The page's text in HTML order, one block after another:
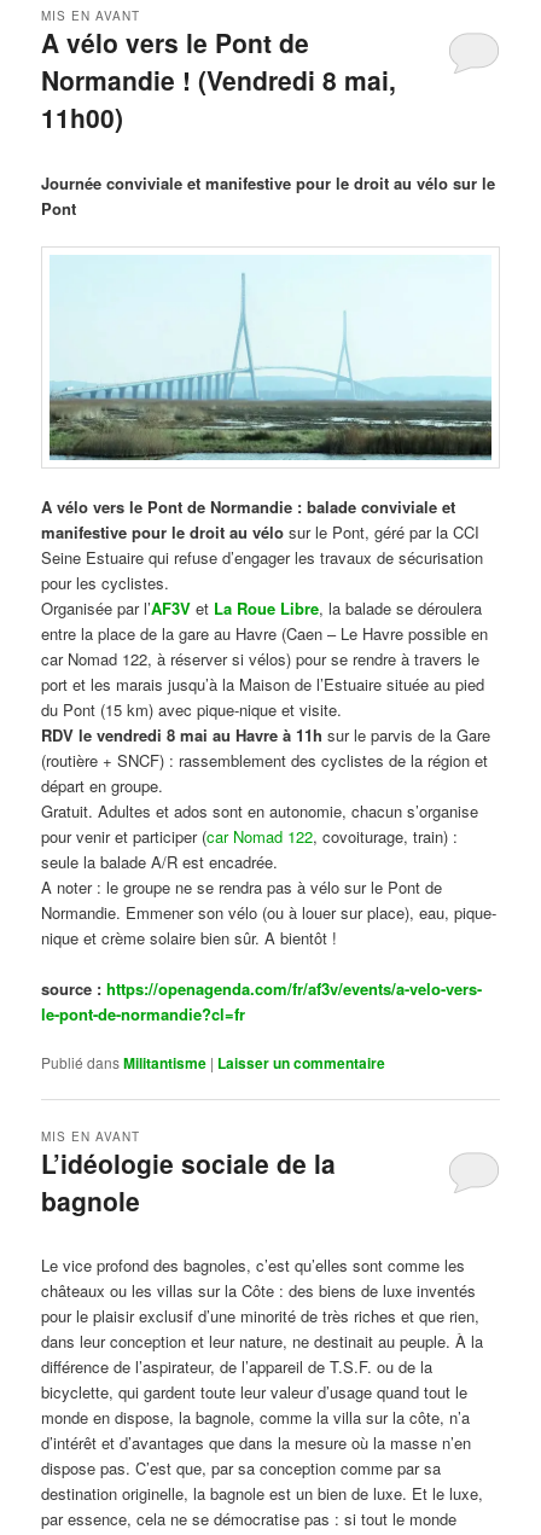
A vélo vers le Pont de
Normandie ! (Vendredi 8 mai,
11h00)
MIS EN AVANT
Journée conviviale et manifestive pour le droit au vélo sur le
Pont
A vélo vers le Pont de Normandie : balade conviviale et
manifestive pour le droit au vélo sur le Pont, géré par la CCI
Seine Estuaire qui refuse d’engager les travaux de sécurisation
pour les cyclistes.
Organisée par l’AF3V et La Roue Libre, la balade se déroulera
entre la place de la gare au Havre (Caen – Le Havre possible en
car Nomad 122, à réserver si vélos) pour se rendre à travers le
port et les marais jusqu’à la Maison de l’Estuaire située au pied
du Pont (15 km) avec pique-nique et visite.
RDV le vendredi 8 mai au Havre à 11h sur le parvis de la Gare
(routière + SNCF) : rassemblement des cyclistes de la région et
départ en groupe.
Gratuit. Adultes et ados sont en autonomie, chacun s’organise
pour venir et participer (car Nomad 122, covoiturage, train) :
seule la balade A/R est encadrée.
A noter : le groupe ne se rendra pas à vélo sur le Pont de
Normandie. Emmener son vélo (ou à louer sur place), eau, pique-
nique et crème solaire bien sûr. A bientôt !
source :https://openagenda.com/fr/af3v/events/a-velo-vers-
le-pont-de-normandie?cl=fr
Publié dansMilitantisme | Laisser un commentaire
L’idéologie sociale de la
bagnole
MIS EN AVANT
Le vice profond des bagnoles, c’est qu’elles sont comme les
châteaux ou les villas sur la Côte : des biens de luxe inventés
pour le plaisir exclusif d’une minorité de très riches et que rien,
dans leur conception et leur nature, ne destinait au peuple. À la
différence de l’aspirateur, de l’appareil de T.S.F. ou de la
bicyclette, qui gardent toute leur valeur d’usage quand tout le
monde en dispose, la bagnole, comme la villa sur la côte, n’a
d’intérêt et d’avantages que dans la mesure où la masse n’en
dispose pas. C’est que, par sa conception comme par sa
destination originelle, la bagnole est un bien de luxe. Et le luxe,
par essence, cela ne se démocratise pas : si tout le monde